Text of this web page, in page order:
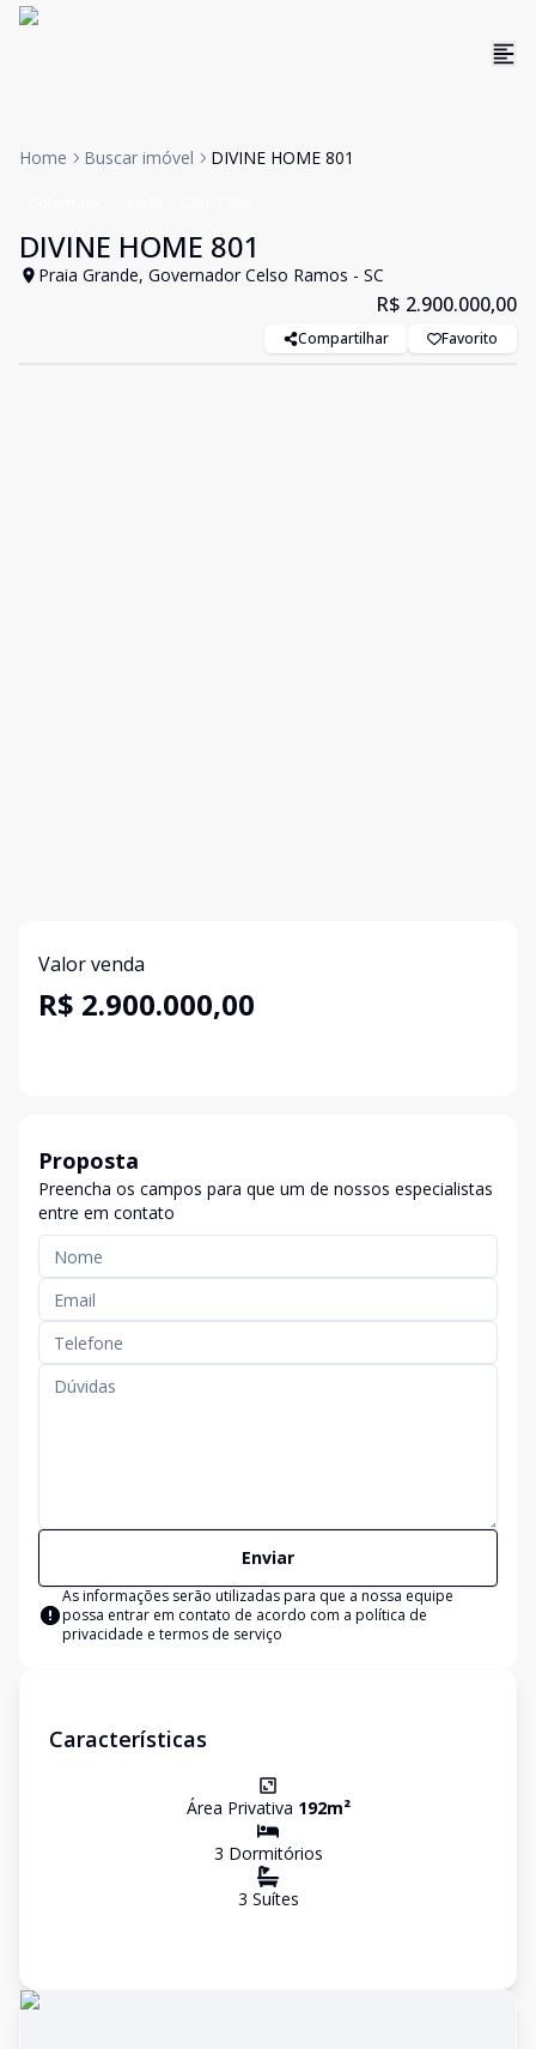
Home Buscar imóvel DIVINE HOME 801
DIVINE HOME 801
Praia Grande, Governador Celso Ramos - SC
R$ 2.900.000,00
Compartilhar Favorito
Valor venda
R$ 2.900.000,00
Proposta
Preencha os campos para que um de nossos especialistas
entre em contato
Enviar
As informações serão utilizadas para que a nossa equipe
possa entrar em contato de acordo com a política de
privacidade e termos de serviço
Características
Área Privativa 192m²
3 Dormitórios
3 Suítes